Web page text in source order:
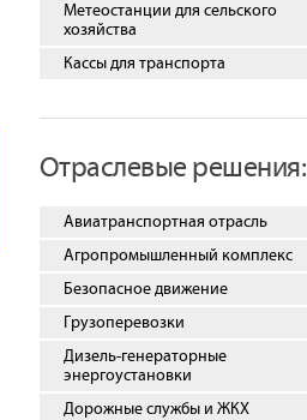
Метеостанции для сельского
хозяйства
Кассы для транспорта
Отраслевые решения:
Авиатранспортная отрасль
Агропромышленный комплекс
Безопасное движение
Грузоперевозки
Дизель-генераторные
энергоустановки
Дорожные службы и ЖКХ